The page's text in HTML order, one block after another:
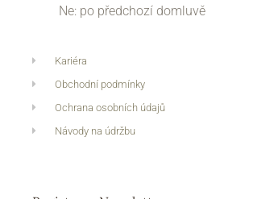
Ne: po předchozí domluvě
Kariéra
Obchodní podmínky
Ochrana osobních údajů
Návody na údržbu